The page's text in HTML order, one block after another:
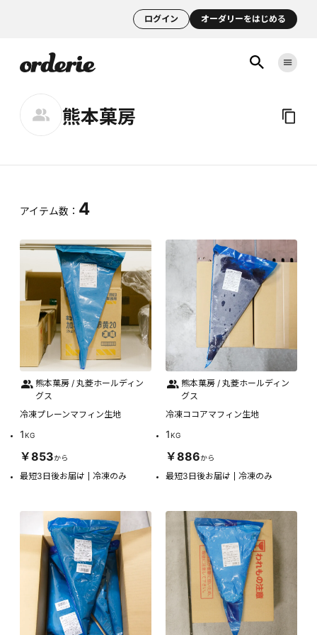
ログイン オーダリーをはじめる
熊本菓房
アイテム数： 4
熊本菓房 / 丸菱ホールディン
グス
冷凍プレーンマフィン生地
1KG
￥853から
最短3日後お届け 冷凍のみ
熊本菓房 / 丸菱ホールディン
グス
冷凍ココアマフィン生地
1KG
￥886から
最短3日後お届け 冷凍のみ